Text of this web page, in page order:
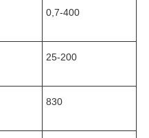
0,7-400
25-200
830